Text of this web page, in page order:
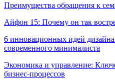
Преимущества обращения к
Айфон 15: Почему он так
6 инновационных идей
современного минималиста
Экономика и управление:
бизнес-процессов